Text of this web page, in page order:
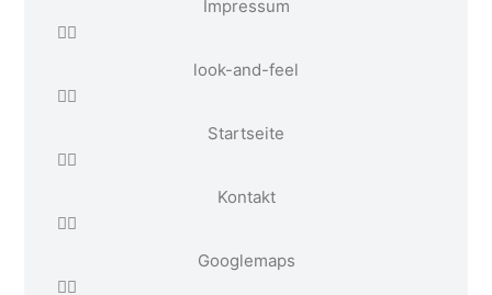
Impressum
look-and-feel
Startseite
Kontakt
Google maps